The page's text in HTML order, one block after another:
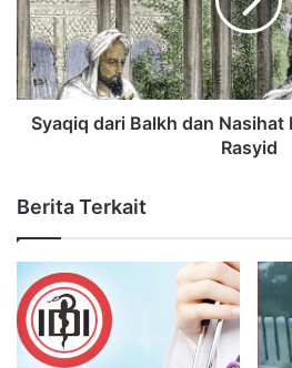
Syaqiq dari Balkh dan
Rasyid
Berita Terkait